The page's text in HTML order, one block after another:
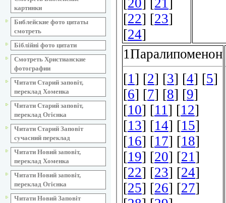
картинки
Библейские фото цитаты
смотреть
Біблійні фото цитати
Смотреть Христианские
фотографии
Читати Старий заповіт,
переклад Хоменка
Читати Старий заповіт,
переклад Огієнка
Читати Старий Заповіт
сучасний переклад
Читати Новий заповіт,
переклад Хоменка
Читати Новий заповіт,
переклад Огієнка
Читати Новий Заповіт